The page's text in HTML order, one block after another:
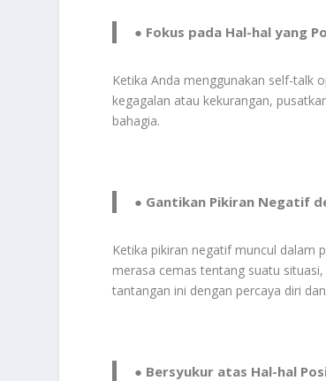
● Fokus pada Hal-hal yang
Ketika Anda menggunakan self-talk
kegagalan atau kekurangan,
bahagia.
● Gantikan Pikiran Negatif
Ketika pikiran negatif muncul dalam
merasa cemas tentang suatu
tantangan ini dengan percaya diri
● Bersyukur atas Hal-hal